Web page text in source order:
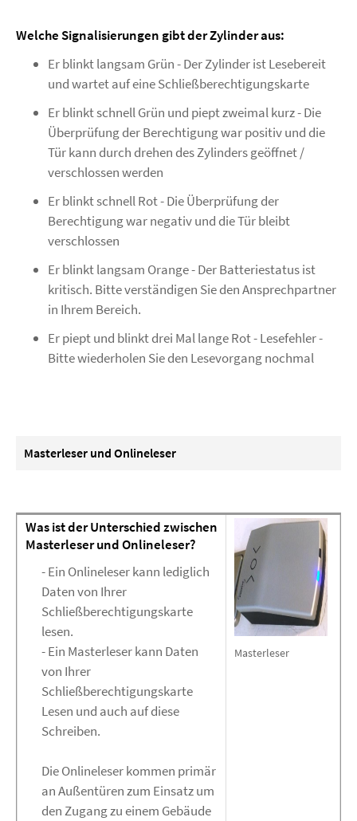
Welche Signalisierungen gibt der Zylinder aus:
Er blinkt langsam Grün - Der Zylinder ist Lesebereit
und wartet auf eine Schließberechtigungskarte
Er blinkt schnell Grün und piept zweimal kurz - Die
Überprüfung der Berechtigung war positiv und die
Tür kann durch drehen des Zylinders geöffnet /
verschlossen werden
Er blinkt schnell Rot - Die Überprüfung der
Berechtigung war negativ und die Tür bleibt
verschlossen
Er blinkt langsam Orange - Der Batteriestatus ist
kritisch. Bitte verständigen Sie den Ansprechpartner
in Ihrem Bereich.
Er piept und blinkt drei Mal lange Rot - Lesefehler -
Bitte wiederholen Sie den Lesevorgang nochmal
Masterleser und Onlineleser
Was ist der Unterschied zwischen
Masterleser und Onlineleser?
- Ein Onlineleser kann lediglich
Daten von Ihrer
Schließberechtigungskarte
lesen.
- Ein Masterleser kann Daten
von Ihrer
Schließberechtigungskarte
Lesen und auch auf diese
Schreiben.
Die Onlineleser kommen primär
an Außentüren zum Einsatz um
den Zugang zu einem Gebäude
Masterleser